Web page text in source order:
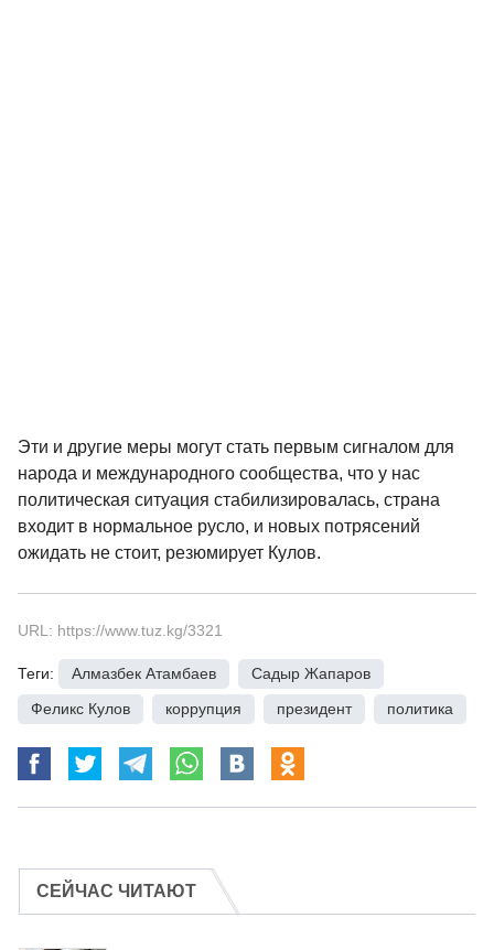
Эти и другие меры могут стать первым сигналом для
народа и международного сообщества, что у нас
политическая ситуация стабилизировалась, страна
входит в нормальное русло, и новых потрясений
ожидать не стоит, резюмирует Кулов.
URL: https://www.tuz.kg/3321
Теги: Алмазбек Атамбаев Садыр Жапаров
Феликс Кулов
коррупция президент политика
СЕЙЧАС ЧИТАЮТ